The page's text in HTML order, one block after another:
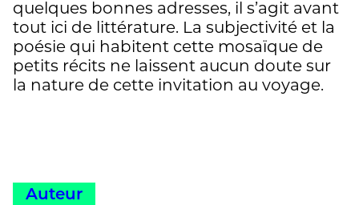
quelques bonnes adresses, il s’agit avant
tout ici de littérature. La subjectivité et la
poésie qui habitent cette mosaïque de
petits récits ne laissent aucun doute sur
la nature de cette invitation au voyage.
Auteur